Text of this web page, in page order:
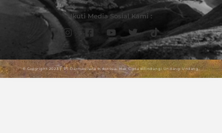
Ikuti Media Sosial Kami :
© Copyright 2023 | PT Darmawisata Indonesia. Hak Cipta dilindungi Undang-Undang.